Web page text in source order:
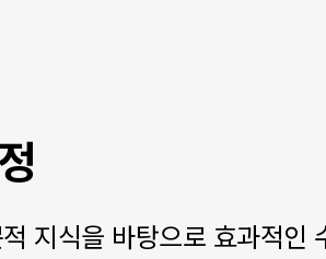
지식을 바탕으로 효과적인